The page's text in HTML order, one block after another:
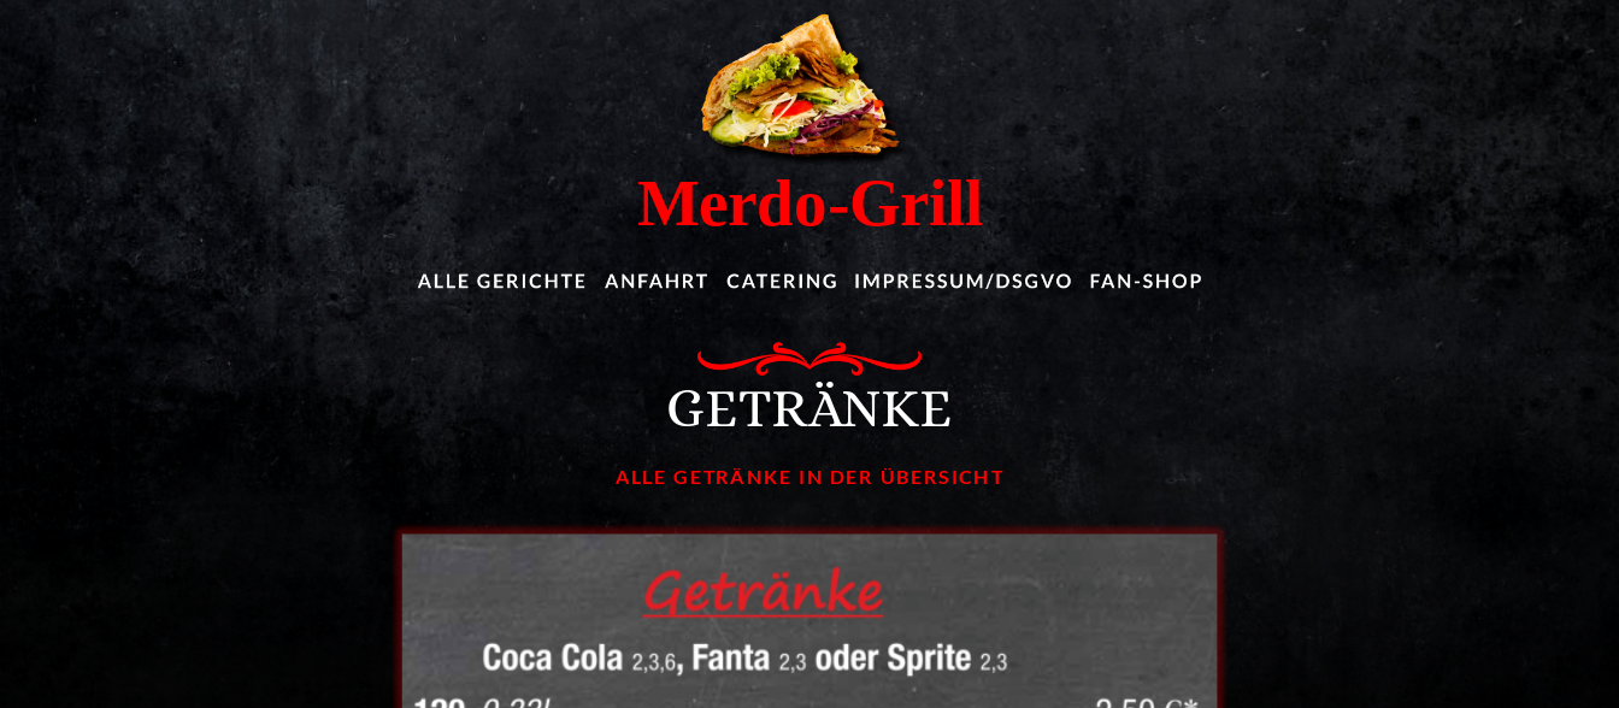
GETRÄNKE
ALLE GETRÄNKE IN DER ÜBERSICHT
Merdo-Grill